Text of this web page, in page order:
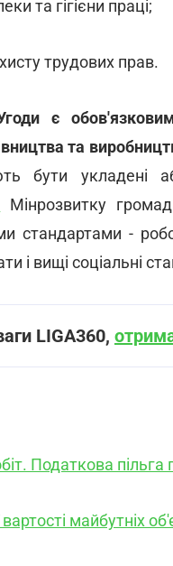
та гігієни праці;
трудових прав.
є
та
бути укладені
Мінрозвитку
стандартами -
і вищі соціальні
LIGA360,
Податкова пільга
майбутніх